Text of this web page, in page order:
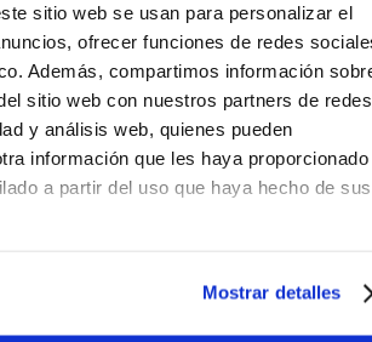
sitio web se usan para personalizar el
ofrecer funciones de redes
Además, compartimos información
sitio web con nuestros partners de redes
y análisis web, quienes pueden
información que les haya proporcionado
a partir del uso que haya hecho de sus
Mostrar detalles